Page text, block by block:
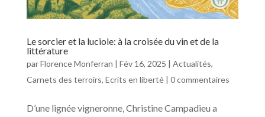
Le sorcier et la luciole: à la croisée du vin et de la
littérature
parFlorence Monferran | Fév 16, 2025 | Actualités,
Carnets des terroirs, Ecrits en liberté| 0 commentaires
D’une lignée vigneronne, Christine Campadieu a